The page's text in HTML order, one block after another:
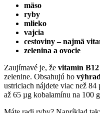
mäso
ryby
mlieko
vajcia
cestoviny – najmä
zelenina a ovocie
Zaujímavé je, že vitamín B12
zelenine. Obsahujú ho
ustriciach nájdete viac než
až 65 µg kobalamínu na 100